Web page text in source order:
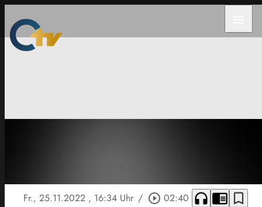
Fr., 25.11.2022 , 16:34 Uhr / play_circle_outline 02:40 headphones chrome_reader_mode bookmark_border